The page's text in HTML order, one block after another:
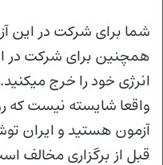
شما برای شرکت در این
همچنین برای شرکت در
انرژی خود را خرج میکنید.
واقعا شایسته نیست که
آزمون هستید و ایران
قبل از برگزاری مخالف